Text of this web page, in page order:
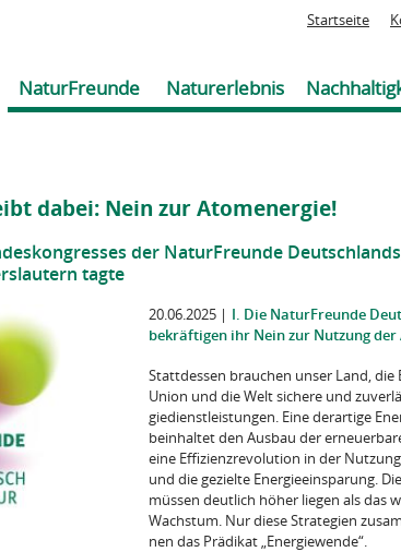
Jump to navigation
Startseite
NaturFreunde Naturerlebnis
dabei: Nein zur Atomenergie!
der NaturFreunde
tagte
20.06.2025 | I. Die NaturFreunde
bekräftigen ihr Nein zur Nutzung der
Stattdessen brauchen unser Land, die
Union und die Welt sichere und
giedienstleistungen. Eine derartige
beinhaltet den Ausbau der
eine Effizienzrevolution in der
und die gezielte Energieeinsparung.
müssen deutlich höher liegen als das
Wachstum. Nur diese Strategien
nen das Prädikat „Energiewende“.